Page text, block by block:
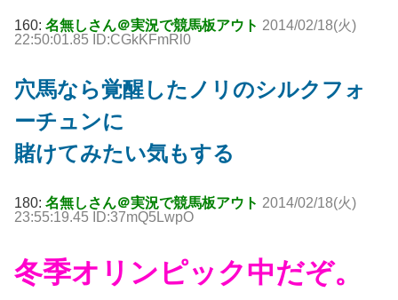
160: 名無しさん＠実況で競馬板アウト 2014/02/18(火)
22:50:01.85 ID:CGkKFmRl0
穴馬なら覚醒したノリのシルクフォ
ーチュンに
賭けてみたい気もする
180: 名無しさん＠実況で競馬板アウト 2014/02/18(火)
23:55:19.45 ID:37mQ5LwpO
冬季オリンピック中だぞ。